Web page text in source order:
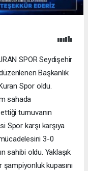
SPOR Seydişehir
Başkanlık
Spor oldu.
sahada
turnuvanın
Spor karşı karşıya
3-0
sahibi oldu. Yaklaşık
kupasını